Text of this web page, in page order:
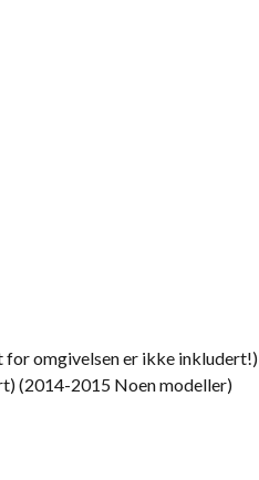
omgivelsen er ikke inkludert!)
(2014-2015 Noen modeller)